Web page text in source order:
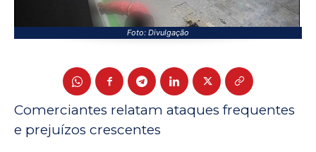
Foto: Divulgação
Comerciantes relatam ataques frequentes
e prejuízos crescentes